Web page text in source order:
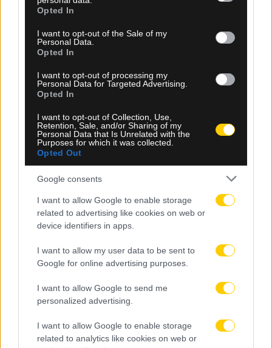
grant or deny consent to Google and its third-party tags to
use your data for below specified purposes in below Google
consent section.
Opted In
I want to opt-out of the Sale of my
Personal Data.
Opted In
I want to opt-out of processing my
Personal Data for Targeted Advertising.
Opted In
I want to opt-out of Collection, Use,
Retention, Sale, and/or Sharing of my
Personal Data that Is Unrelated with the
Purposes for which it was collected.
Opted Out
Google consents
I want to allow Google to enable storage
related to advertising like cookies on web or
device identifiers in apps.
I want to allow my user data to be sent to
Google for online advertising purposes.
I want to allow Google to send me
personalized advertising.
I want to allow Google to enable storage
related to analytics like cookies on web or
09.08.2026, 11:20
ΑΕΚ: Με τη νέα φανέλα στο Super Cup κόντρα
στον ΟΦΗ